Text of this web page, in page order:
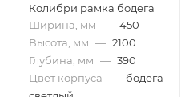
Колибри рамка бодега
Ширина, мм — 450
Высота, мм — 2100
Глубина, мм — 390
Цвет корпуса — бодега